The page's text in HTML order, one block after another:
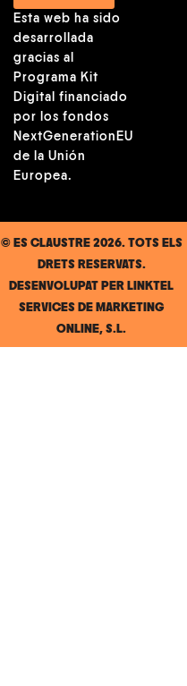
Esta web ha sido
desarrollada
gracias al
Programa Kit
Digital financiado
por los fondos
NextGenerationEU
de la Unión
Europea.
© ES CLAUSTRE 2026. TOTS ELS
DRETS RESERVATS.
DESENVOLUPAT PER LINKTEL
SERVICES DE MARKETING
ONLINE, S.L.